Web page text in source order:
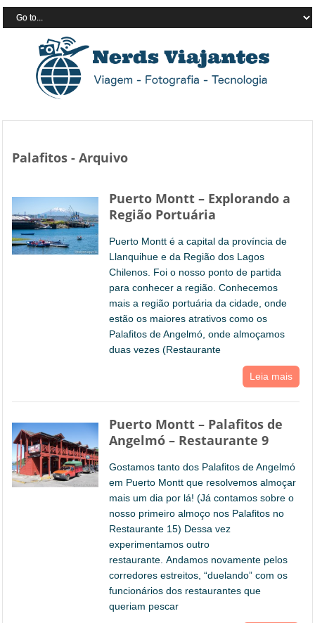
Palafitos - Arquivo
Puerto Montt – Explorando a
Região Portuária
Puerto Montt é a capital da província de
Llanquihue e da Região dos Lagos
Chilenos. Foi o nosso ponto de partida
para conhecer a região. Conhecemos
mais a região portuária da cidade, onde
estão os maiores atrativos como os
Palafitos de Angelmó, onde almoçamos
duas vezes (Restaurante
Leia mais
Puerto Montt – Palafitos de
Angelmó – Restaurante 9
Gostamos tanto dos Palafitos de Angelmó
em Puerto Montt que resolvemos almoçar
mais um dia por lá! (Já contamos sobre o
nosso primeiro almoço nos Palafitos no
Restaurante 15) Dessa vez
experimentamos outro
restaurante. Andamos novamente pelos
corredores estreitos, “duelando” com os
funcionários dos restaurantes que
queriam pescar